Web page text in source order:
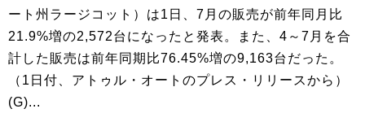
ート州ラージコット）は1日、7月の販売が前年同月比
21.9%増の2,572台になったと発表。また、4～7月を合
計した販売は前年同期比76.45%増の9,163台だった。
（1日付、アトゥル・オートのプレス・リリースから）
(G)...